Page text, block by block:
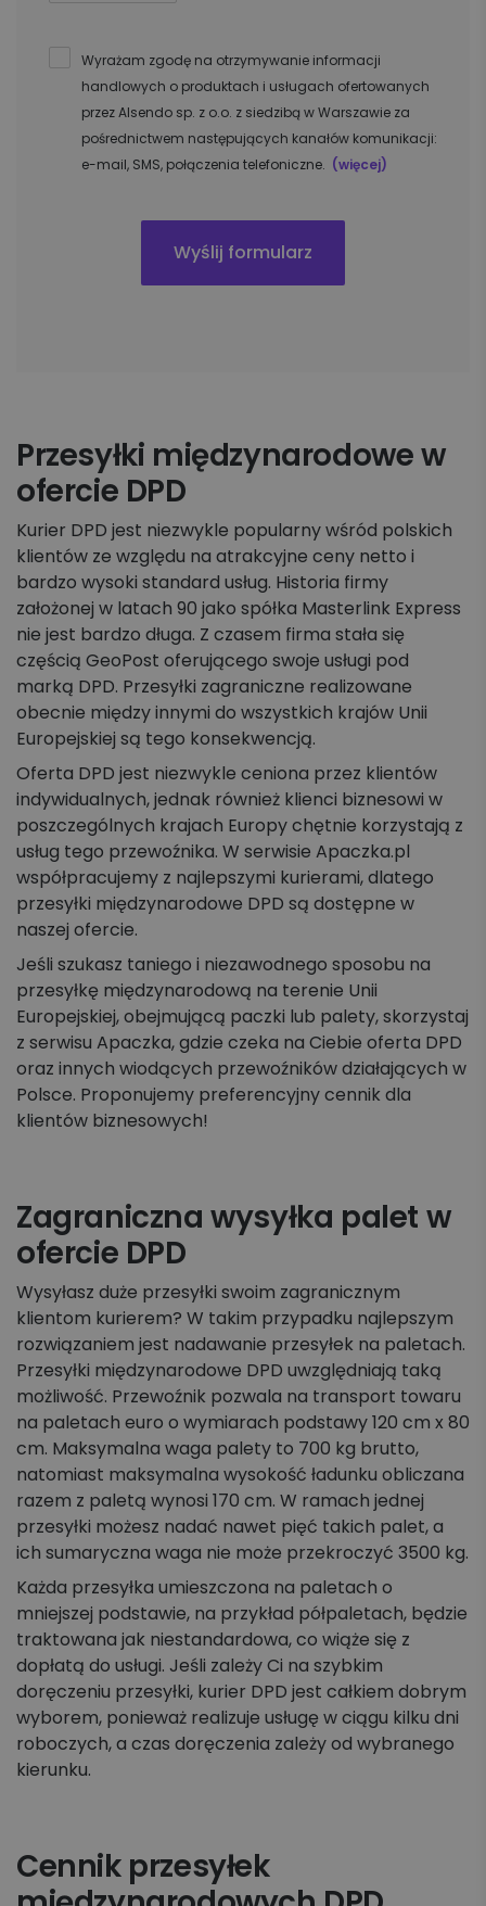
Wyrażam zgodę na otrzymywanie informacji
handlowych o produktach i usługach ofertowanych
przez Alsendo sp. z o.o. z siedzibą w Warszawie za
pośrednictwem następujących kanałów komunikacji:
e-mail, SMS, połączenia telefoniczne. (więcej)
Przesyłki międzynarodowe w
ofercie DPD
Kurier DPD jest niezwykle popularny wśród polskich
klientów ze względu na atrakcyjne ceny netto i
bardzo wysoki standard usług. Historia firmy
założonej w latach 90 jako spółka Masterlink Express
nie jest bardzo długa. Z czasem firma stała się
częścią GeoPost oferującego swoje usługi pod
marką DPD. Przesyłki zagraniczne realizowane
obecnie między innymi do wszystkich krajów Unii
Europejskiej są tego konsekwencją.
Oferta DPD jest niezwykle ceniona przez klientów
indywidualnych, jednak również klienci biznesowi w
poszczególnych krajach Europy chętnie korzystają z
usług tego przewoźnika. W serwisie Apaczka.pl
współpracujemy z najlepszymi kurierami, dlatego
przesyłki międzynarodowe DPD są dostępne w
naszej ofercie.
Jeśli szukasz taniego i niezawodnego sposobu na
przesyłkę międzynarodową na terenie Unii
Europejskiej, obejmującą paczki lub palety, skorzystaj
z serwisu Apaczka, gdzie czeka na Ciebie oferta DPD
oraz innych wiodących przewoźników działających w
Polsce. Proponujemy preferencyjny cennik dla
klientów biznesowych!
Zagraniczna wysyłka palet w
ofercie DPD
Wysyłasz duże przesyłki swoim zagranicznym
klientom kurierem? W takim przypadku najlepszym
rozwiązaniem jest nadawanie przesyłek na paletach.
Przesyłki międzynarodowe DPD uwzględniają taką
możliwość. Przewoźnik pozwala na transport towaru
na paletach euro o wymiarach podstawy 120 cm x 80
cm. Maksymalna waga palety to 700 kg brutto,
natomiast maksymalna wysokość ładunku obliczana
razem z paletą wynosi 170 cm. W ramach jednej
przesyłki możesz nadać nawet pięć takich palet, a
ich sumaryczna waga nie może przekroczyć 3500 kg.
Każda przesyłka umieszczona na paletach o
mniejszej podstawie, na przykład półpaletach, będzie
traktowana jak niestandardowa, co wiąże się z
dopłatą do usługi. Jeśli zależy Ci na szybkim
doręczeniu przesyłki, kurier DPD jest całkiem dobrym
wyborem, ponieważ realizuje usługę w ciągu kilku dni
roboczych, a czas doręczenia zależy od wybranego
kierunku.
Cennik przesyłek